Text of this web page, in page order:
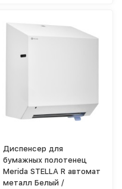
Диспенсер для
бумажных полотенец
Merida STELLA R автомат
металл Белый /